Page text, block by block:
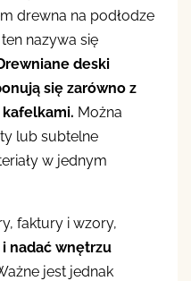
drewna na podłodze
nazywa się
deski
się zarówno z
Można
lub subtelne
w jednym
faktury i wzory,
nadać wnętrzu
jest jednak